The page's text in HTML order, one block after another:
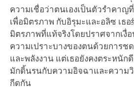
ความเชื่อว่าตนเองเป็นตัวรำคา
เพื่อมิตรภาพ กับอิรุมะและอลิซ เธ
มิตรภาพที่แท้จริงโดยปราศจากเงื่
ความเปราะบางของตนด้วยการชด
และพลังงาน แต่เธอยังคงตระหนัก
มักดิ้นรนกับความอิจฉาและความวิ
กีดกัน